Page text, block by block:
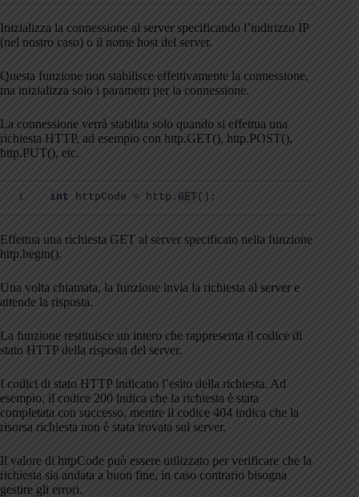
Inizializza la connessione al server specificando l’indirizzo IP
(nel nostro caso) o il nome host del server.
Questa funzione non stabilisce effettivamente la connessione,
ma inizializza solo i parametri per la connessione.
La connessione verrà stabilita solo quando si effettua una
richiesta HTTP, ad esempio con http.GET(), http.POST(),
http.PUT(), etc.
int httpCode = http. GET () ;
Effettua una richiesta GET al server specificato nella funzione
http.begin().
Una volta chiamata, la funzione invia la richiesta al server e
attende la risposta.
La funzione restituisce un intero che rappresenta il codice di
stato HTTP della risposta del server.
I codici di stato HTTP indicano l’esito della richiesta. Ad
esempio, il codice 200 indica che la richiesta è stata
completata con successo, mentre il codice 404 indica che la
risorsa richiesta non è stata trovata sul server.
Il valore di httpCode può essere utilizzato per verificare che la
richiesta sia andata a buon fine, in caso contrario bisogna
gestire gli errori.